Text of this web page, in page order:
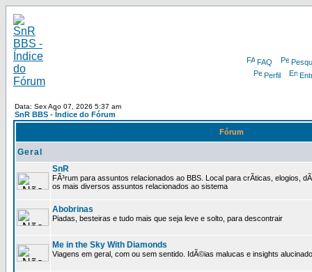
FAQ
Perfil
Data: Sex Ago 07, 2026 5:37 am
SnR BBS - Índice do Fórum
Fórum
Geral
SnR
FÃ³rum para assuntos relacionados ao BBS. Local para crÃ­ticas, elogios,
os mais diversos assuntos relacionados ao sistema
Abobrinas
Piadas, besteiras e tudo mais que seja leve e solto, para descontrair
Me in the Sky With Diamonds
Viagens em geral, com ou sem sentido. IdÃ©ias malucas e insights